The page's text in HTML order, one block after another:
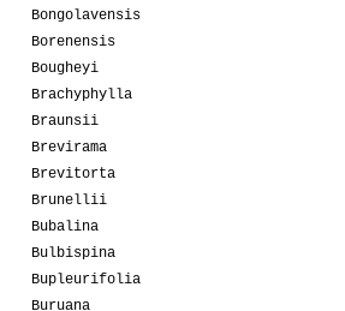
Bongolavensis
Borenensis
Bougheyi
Brachyphylla
Braunsii
Brevirama
Brevitorta
Brunellii
Bubalina
Bulbispina
Bupleurifolia
Buruana